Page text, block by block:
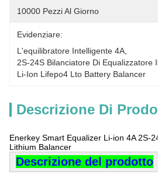
10000 Pezzi Al Giorno
Evidenziare:
L'equilibratore Intelligente 4A
2S-24S Bilanciatore Di Equalizzatore
Li-Ion Lifepo4 Lto Battery Balancer
Descrizione Di
Enerkey Smart Equalizer Li-ion 4A 2S-
Lithium Balancer
Descrizione del prodotto